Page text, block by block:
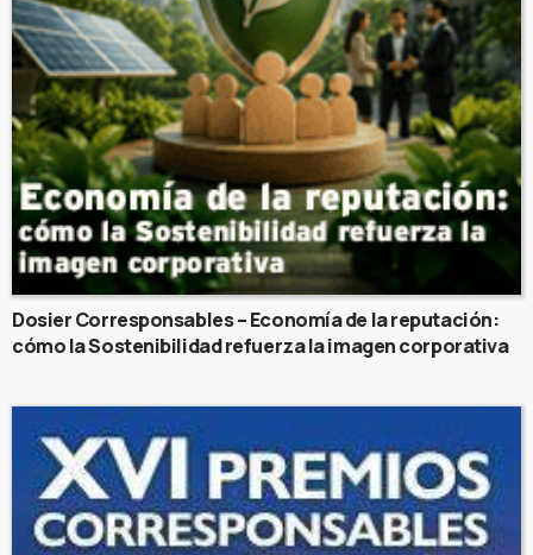
Dosier Corresponsables – Economía de la reputación:
cómo la Sostenibilidad refuerza la imagen corporativa